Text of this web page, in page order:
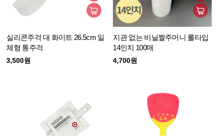
실리콘주걱 대 화이트 26.5cm 일
체형 통주걱
3,500원
지관 없는 비닐짤주머니 롤타입
14인치 100매
4,700원